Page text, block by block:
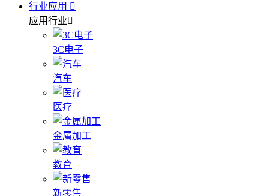
行业应用
应用行业
3C电子
汽车
医疗
金属加工
教育
新零售